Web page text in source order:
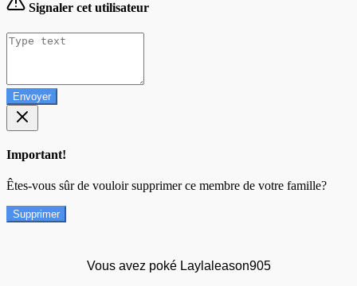
Signaler cet utilisateur
Envoyer
Important!
Êtes-vous sûr de vouloir supprimer ce membre de votre famille?
Supprimer
Vous avez poké Laylaleason905